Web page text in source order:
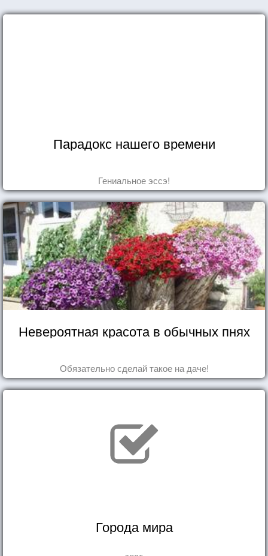
Парадокс нашего времени
Гениальное эссэ!
Невероятная красота в обычных пнях
Обязательно сделай такое на даче!
Города мира